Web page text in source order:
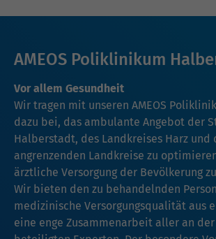
AMEOS Poliklinikum
Vor allem Gesundheit
Wir tragen mit unseren AMEOS
dazu bei, das ambulante Angebot der
Halberstadt, des Landkreises Harz und
angrenzenden Landkreise zu
ärztliche Versorgung der Bevölkerung
Wir bieten den zu behandelnden
medizinische Versorgungsqualität aus
eine enge Zusammenarbeit aller an